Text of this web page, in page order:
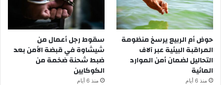
حوض أم الربيع يرسخ منظومة
المراقبة البيئية عبر آلاف
التحاليل لضمان أمن الموارد
المائية
منذ 6 أيام
سقوط رجل أعمال من
شيشاوة في قبضة الأمن بعد
ضبط شحنة ضخمة من
الكوكايين
منذ 6 أيام